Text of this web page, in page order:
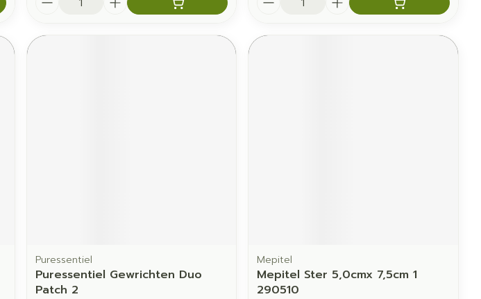
Puressentiel
Puressentiel Gewrichten Duo
Patch 2
Mepitel
Mepitel Ster 5,0cmx 7,5cm 1
290510